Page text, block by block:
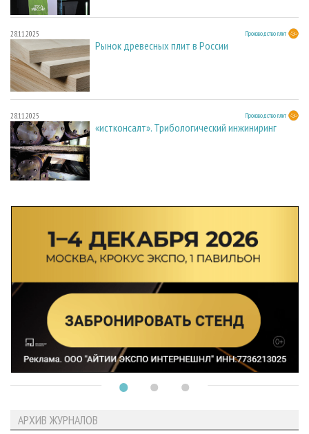
28.11.2025 Производство плит
Рынок древесных плит в России
28.11.2025 Производство плит
«истконсалт». Трибологический инжиниринг
АРХИВ ЖУРНАЛОВ